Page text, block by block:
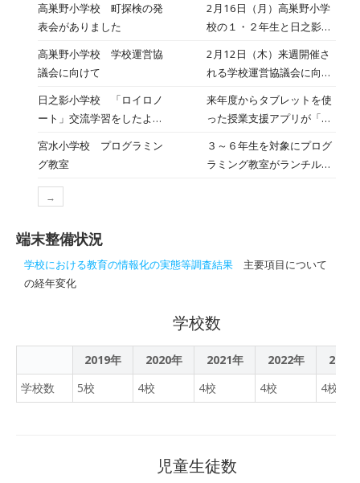
「気持ち」と「色」の学習
でした。子どもたちの笑顔
あふれる とても楽しい授業
でした。 ３４年生は、「曜
日」の学習でした。 5年生
は「My Hero」について
スライドを作って発表しま
した。 6年生は、「中学校
でしたいことについて、詳
ました。
高巣野小学校 町探検の発
表会がありました
2月16日（月）高巣野小学
校の１・２年生と日之影小
を日之影小学校で行いまし
た。 子どもたちが探検した
町の様子を、クイズや発表
を通して楽しく紹介しあい
ました。 本校の児童も発表
を予定していましたが、パ
ソコンの不具合により、 後
一杯に参加したりと、笑顔
し、他校の友達とも交流で
りました。
高巣野小学校 学校運営協
議会に向けて
2月12日（木）来週開催さ
れる学校運営協議会に向け
会を 「みんなが楽しめる運
動会にするためには」をテ
ーマに話し合いを行いまし
た。 子どもたちは今年度の
見をタブレットにまとめた
られました。 子どもたちの
声が、来年度の運動会づく
りに生かされるよう、学校
全体で取り組んでいきま
す。 学校運営協議会当日に
は、５・６年生が自分の意
す。
日之影小学校 「ロイロノ
ート」交流学習をしたよ
来年度からタブレットを使
った授業支援アプリが「ロ
るのを受け、少しずつでは
ありますが、さっそく授業
方を教えてくれました。マ
り、サポートをしたりして
のお陰で、はじめての「ロ
イロノート」も安心して取
り組むことができた３・４
宮水小学校 プログラミン
グ教室
３～６年生を対象にプログ
ラミング教室がランチルー
初めての学習でした。まず
初めに、プログラミングの
習しました。その後、それ
ぞれのタブレットを使いな
がら、プログラミングを行
いました。子どもたちは、
とても真剣な表情で集中し
は、自分がつくったプログ
ラミングで「ペッパー君」
→
端末整備状況
学校における教育の情報化の実態等調査結果 主要項目について
の経年変化
学校数
2019年 2020年 2021年 2022年
2023
学校数
5校 4校 4校 4校 4校
児童生徒数